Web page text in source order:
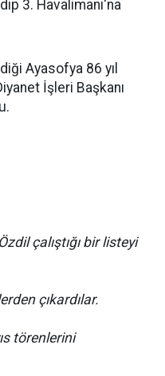
3. Havalimanı'na
Ayasofya 86 yıl
İşleri Başkanı
çalıştığı bir listeyi
çıkardılar.
törenlerini